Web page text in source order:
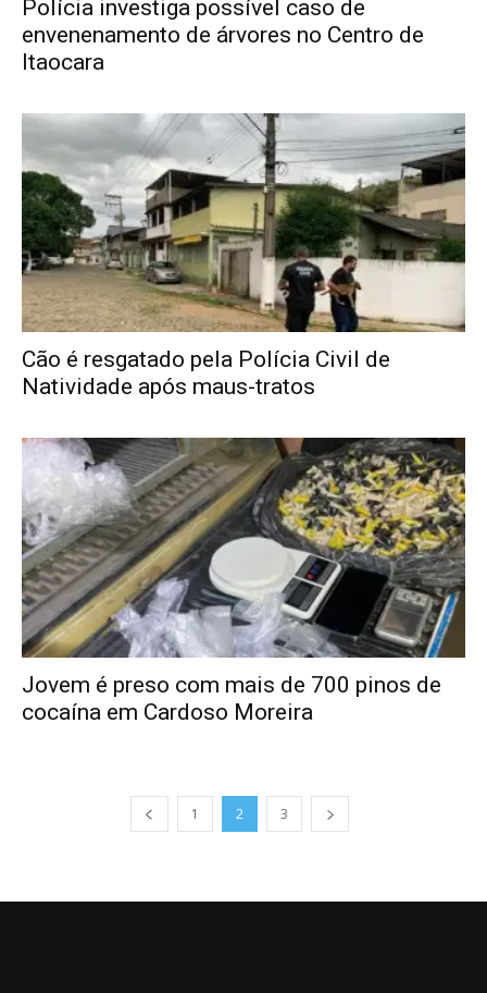
Polícia investiga possível caso de
envenenamento de árvores no Centro de
Itaocara
Cão é resgatado pela Polícia Civil de
Natividade após maus-tratos
Jovem é preso com mais de 700 pinos de
cocaína em Cardoso Moreira
1 2 3